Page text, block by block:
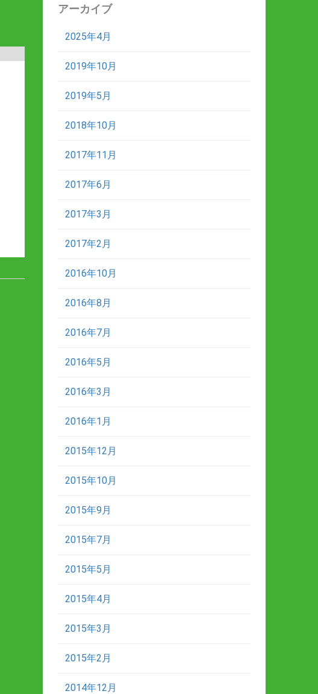
アーカイブ
2025年4月
2019年10月
2019年5月
2018年10月
2017年11月
2017年6月
2017年3月
2017年2月
2016年10月
2016年8月
2016年7月
2016年5月
2016年3月
2016年1月
2015年12月
2015年10月
2015年9月
2015年7月
2015年5月
2015年4月
2015年3月
2015年2月
2014年12月